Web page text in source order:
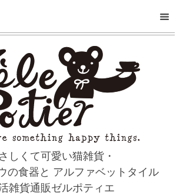
しくて可愛い猫雑貨・
の食器と アルファベットタイル
雑貨通販ゼルポティエ